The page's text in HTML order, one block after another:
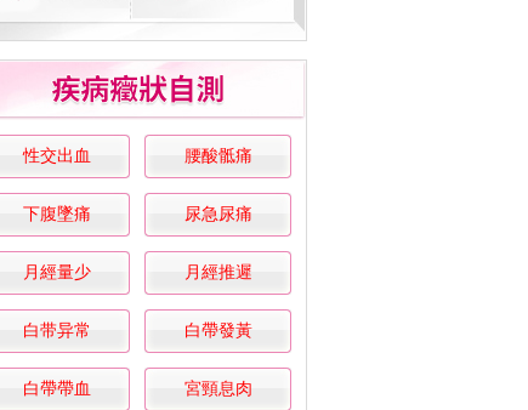
性交出血 腰酸骶痛
下腹墜痛 尿急尿痛
月經量少 月經推遲
白带异常 白帶發黃
白帶帶血 宮頸息肉